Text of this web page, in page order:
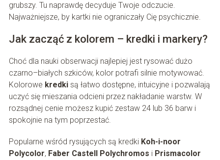
grubszy. Tu naprawdę decyduje Twoje odczucie.
Najważniejsze, by kartki nie ograniczały Cię psychicznie.
Jak zacząć z kolorem – kredki i markery?
Choć dla nauki obserwacji najlepiej jest rysować dużo
czarno–białych szkiców, kolor potrafi silnie motywować.
Kolorowe kredkisą łatwo dostępne, intuicyjne i pozwalają
uczyć się mieszania odcieni przez nakładanie warstw. W
rozsądnej cenie możesz kupić zestaw 24 lub 36 barw i
spokojnie na tym poprzestać.
Popularne wśród rysujących są kredki Koh-i-noor
Polycolor, Faber Castell Polychromos i Prismacolor